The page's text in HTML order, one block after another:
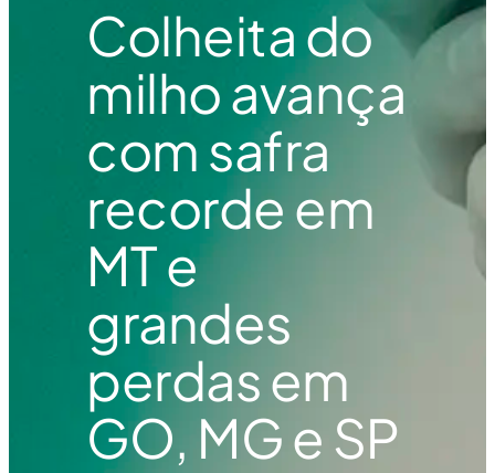
Colheita do
milho avança
com safra
recorde em
MT e
grandes
perdas em
GO, MG e SP